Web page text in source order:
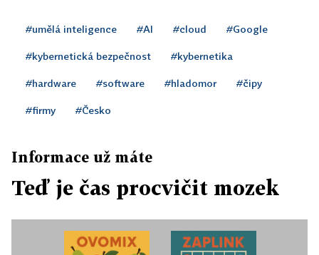
#umělá inteligence #AI #cloud #Google
#kybernetická bezpečnost #kybernetika
#hardware #software #hladomor #čipy
#firmy #Česko
Informace už máte
Teď je čas procvičit mozek